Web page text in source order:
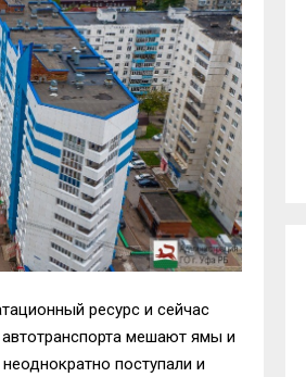
ресурс и сейчас
мешают ямы и
поступали и